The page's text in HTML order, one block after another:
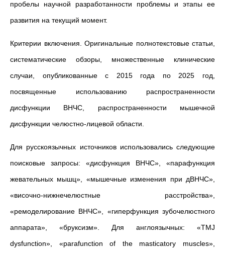
пробелы научной разработанности проблемы и этапы ее
развития на текущий момент.
Критерии включения. Оригинальные полнотекстовые статьи,
систематические обзоры, множественные клинические
случаи, опубликованные с 2015 года по 2025 год,
посвященные использованию распространенности
дисфункции ВНЧС, распространенности мышечной
дисфункции челюстно-лицевой области.
Для русскоязычных источников использовались следующие
поисковые запросы: «дисфункция ВНЧС», «парафункция
жевательных мышц», «мышечные изменения при дВНЧС»,
«височно-нижнечелюстные расстройства»,
«ремоделирование ВНЧС», «гиперфункция зубочелюстного
аппарата», «бруксизм». Для англоязычных: «TMJ
dysfunction», «parafunction of the masticatory muscles»,